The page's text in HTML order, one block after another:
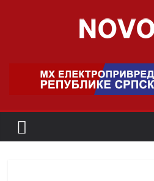
Plus
o